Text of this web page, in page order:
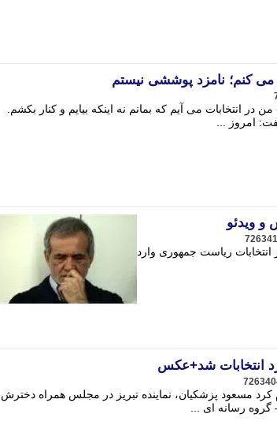
می کنم؛ نامزد پوششی نیستم
در انتخابات می آیم که بمانم نه اینکه بیایم و کنار بکشم.
امروز ...
ویدئو
انتخابات ریاست جمهوری وارد
انتخابات شد+عکس
مسعود پزشکیان، نماینده تبریز در مجلس همراه دخترش
رسانه ای ...